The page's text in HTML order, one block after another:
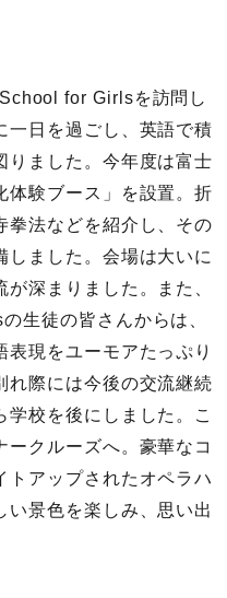
for Girlsを訪問し
一日を過ごし、英語で積
りました。今年度は富士
体験ブース」を設置。折
拳法などを紹介し、その
しました。会場は大いに
深まりました。また、
生徒の皆さんからは、
現をユーモアたっぷり
れ際には今後の交流継続
校を後にしました。こ
クルーズへ。豪華なコ
トアップされたオペラハ
い景色を楽しみ、思い出